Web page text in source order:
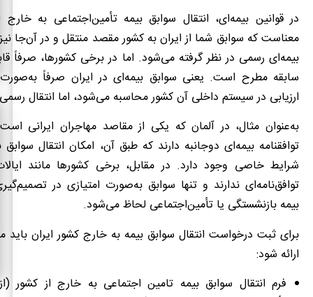
در قوانین بیمه‌ای، انتقال سوابق بیمه تأمین‌اجتماعی به
معناست که سوابق شما از ایران به کشور مقصد منتقل و در آن‌جا
بیمه‌ای رسمی در نظر گرفته می‌شود. اما در برخی کشورها، صرفاً
سابقه مطرح است. یعنی سوابق بیمه‌ای در ایران صرفاً به‌صورت
ارزیابی در سیستم داخلی آن کشور محاسبه می‌شود، اما انتقال
به‌عنوان مثال، در آلمان که یکی از مقاصد مهاجران ایرانی
توافقنامه بیمه‌ای دوجانبه دارند که طبق آن، امکان انتقال سوابق
شرایط خاصی وجود دارد. در مقابل، برخی کشورها مانند
توافق‌نامه‌ای ندارند و تنها سوابق به‌صورت امتیازی در
بیمه بازنشستگی یا تأمین‌اجتماعی لحاظ می‌شود.
برای ثبت درخواست انتقال سوابق بیمه به خارج کشور ایران باید
ارائه شود:
فرم انتقال سوابق بیمه تامین اجتماعی به خارج از کشور